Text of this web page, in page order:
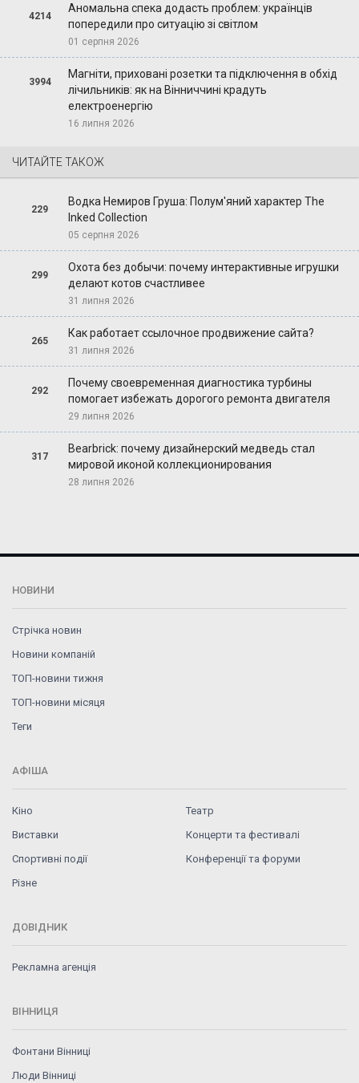
4214
Аномальна спека додасть проблем: українців
попередили про ситуацію зі світлом
01 серпня 2026
3994
Магніти, приховані розетки та підключення в обхід
лічильників: як на Вінниччині крадуть
електроенергію
16 липня 2026
ЧИТАЙТЕ ТАКОЖ
229
Водка Немиров Груша: Полум'яний характер The
Inked Collection
05 серпня 2026
299
Охота без добычи: почему интерактивные игрушки
делают котов счастливее
31 липня 2026
265
Как работает ссылочное продвижение сайта?
31 липня 2026
292
Почему своевременная диагностика турбины
помогает избежать дорогого ремонта двигателя
29 липня 2026
317
Bearbrick: почему дизайнерский медведь стал
мировой иконой коллекционирования
28 липня 2026
НОВИНИ
Стрічка новин
Новини компаній
ТОП-новини тижня
ТОП-новини місяця
Теги
АФІША
Кіно
Театр
Виставки
Концерти та фестивалі
Спортивні події
Конференції та форуми
Різне
ДОВІДНИК
Рекламна агенція
ВІННИЦЯ
Фонтани Вінниці
Люди Вінниці